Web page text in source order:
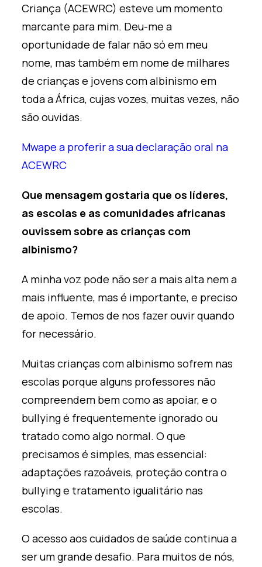
Criança (ACEWRC) esteveum momento
marcante para mim. Deu-me a
oportunidade de falar não só em meu
nome, mas também em nome de milhares
de crianças e jovens com albinismo em
toda a África, cujas vozes, muitas vezes, não
são ouvidas.
Mwape a proferir a sua declaração oral na
ACEWRC
Que mensagem gostaria que os líderes,
as escolas e as comunidades africanas
ouvissem sobre as crianças com
albinismo?
A minha voz pode não ser a mais alta nem a
mais influente, mas é importante, e preciso
de apoio. Temos de nos fazer ouvir quando
for necessário.
Muitas crianças com albinismo sofrem nas
escolas porque alguns professores não
compreendem bem como as apoiar, e o
bullying é frequentemente ignorado ou
tratado como algo normal. O que
precisamos é simples, mas essencial:
adaptações razoáveis, proteção contra o
bullying e tratamento igualitário nas
escolas.
O acesso aos cuidados de saúde continua a
ser um grande desafio. Para muitos de nós,